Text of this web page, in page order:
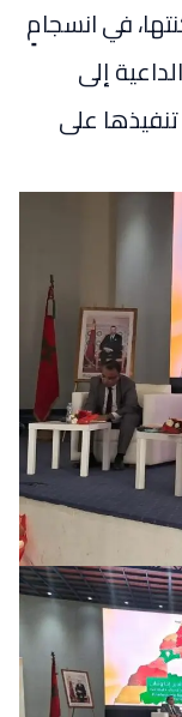
في انسجامٍ
إلى
على